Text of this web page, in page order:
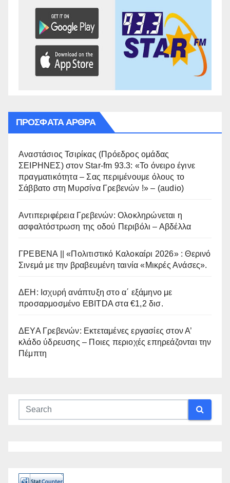
ΠΡΌΣΦΑΤΑ ΆΡΘΡΑ
Αναστάσιος Τσιρίκας (Πρόεδρος ομάδας
ΣΕΙΡΗΝΕΣ) στον Star-fm 93.3: «Το όνειρο έγινε
πραγματικότητα – Σας περιμένουμε όλους το
Σάββατο στη Μυρσίνα Γρεβενών !» – (audio)
Αντιπεριφέρεια Γρεβενών: Ολοκληρώνεται η
ασφαλτόστρωση της οδού Περιβόλι – Αβδέλλα
ΓΡΕΒΕΝΑ || «Πολιτιστικό Καλοκαίρι 2026» : Θερινό
Σινεμά με την βραβευμένη ταινία «Μικρές Ανάσες».
ΔΕΗ: Ισχυρή ανάπτυξη στο α΄ εξάμηνο με
προσαρμοσμένο EBITDA στα €1,2 δισ.
ΔΕΥΑ Γρεβενών: Εκτεταμένες εργασίες στον Α’
κλάδο ύδρευσης – Ποιες περιοχές επηρεάζονται την
Πέμπτη